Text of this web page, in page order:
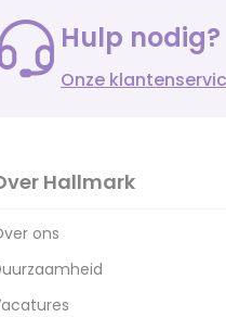
Hulp nodig?
Onze
Hallmark
ons